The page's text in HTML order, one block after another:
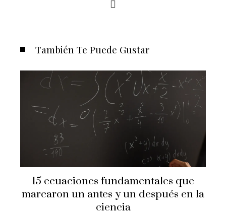
También Te Puede Gustar
15 ecuaciones fundamentales que
marcaron un antes y un después en la
ciencia